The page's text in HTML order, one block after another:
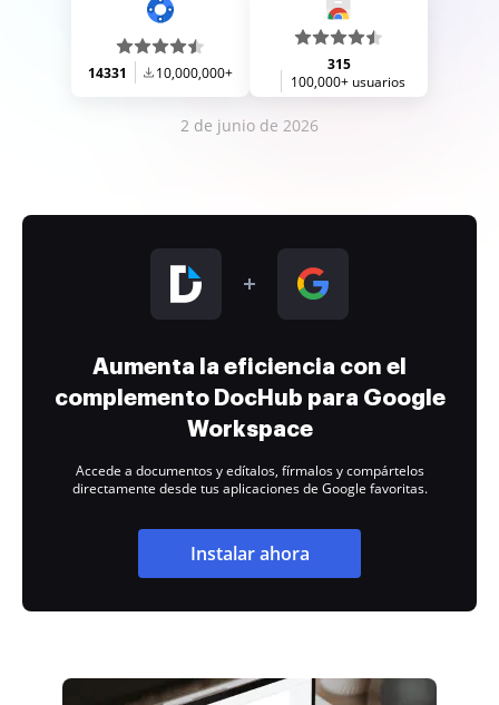
14331 10,000,000+
315
100,000+ usuarios
2 de junio de 2026
Aumenta la eficiencia con el
complemento DocHub para Google
Workspace
Accede a documentos y edítalos, fírmalos y compártelos
directamente desde tus aplicaciones de Google favoritas.
Instalar ahora